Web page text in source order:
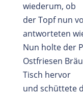
wiederum, ob
der Topf nun
antworteten
Nun holte der
Ostfriesen
Tisch hervor
und schüttete